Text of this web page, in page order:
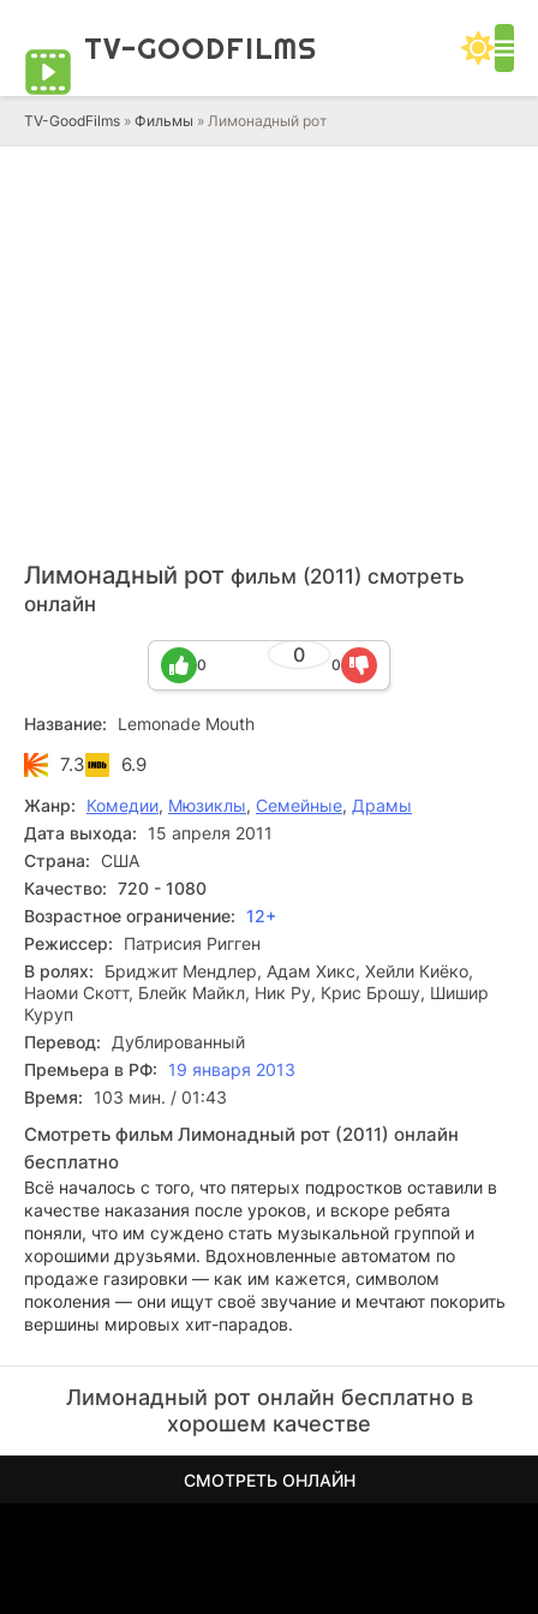
TV-GOODFILMS
TV-GoodFilms » Фильмы » Лимонадный рот
Лимонадный рот фильм (2011) смотреть
онлайн
0
0 0
Название: Lemonade Mouth
7.3 6.9
Жанр: Комедии, Мюзиклы, Семейные, Драмы
Дата выхода:
15 апреля 2011
Страна: США
Качество: 720 - 1080
Возрастное ограничение: 12+
Режиссер:
Патрисия Ригген
В ролях:
Бриджит Мендлер, Адам Хикс, Хейли Киёко,
Наоми Скотт, Блейк Майкл, Ник Ру, Крис Брошу, Шишир
Куруп
Перевод:
Дублированный
Премьера в РФ:
19 января 2013
Время:
103 мин. / 01:43
Смотреть фильм Лимонадный рот (2011) онлайн
бесплатно
Всё началось с того, что пятерых подростков оставили в
качестве наказания после уроков, и вскоре ребята
поняли, что им суждено стать музыкальной группой и
хорошими друзьями. Вдохновленные автоматом по
продаже газировки — как им кажется, символом
поколения — они ищут своё звучание и мечтают покорить
вершины мировых хит-парадов.
Лимонадный рот онлайн бесплатно в
хорошем качестве
СМОТРЕТЬ ОНЛАЙН